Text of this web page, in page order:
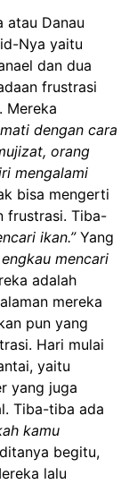
atau Danau
Nya yaitu
dan dua
frustrasi
Mereka
dengan cara
orang
mengalami
bisa mengerti
frustrasi. Tiba-
ikan.”Yang
mencari
adalah
mereka
pun yang
Hari mulai
yaitu
yang juga
Tiba-tiba ada
kamu
begitu,
lalu